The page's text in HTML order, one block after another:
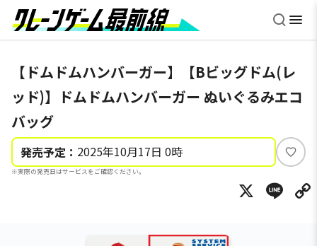
【ドムドムハンバーガー】【Bビッグドム(レ
ッド)】ドムドムハンバーガー ぬいぐるみエコ
バッグ
発売予定： 2025年10月17日 0時
※実際の発売日はサービスをご確認ください。
い
ね
X